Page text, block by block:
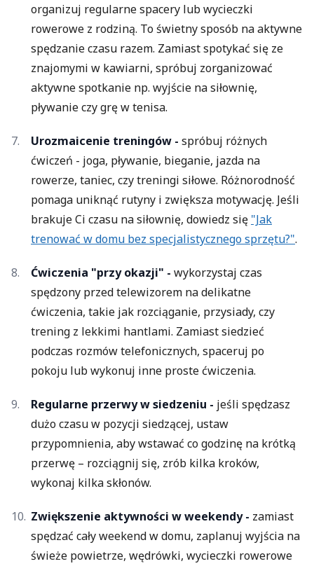
organizuj regularne spacery lub wycieczki
rowerowe z rodziną. To świetny sposób na aktywne
spędzanie czasu razem. Zamiast spotykać się ze
znajomymi w kawiarni, spróbuj zorganizować
aktywne spotkanie np. wyjście na siłownię,
pływanie czy grę w tenisa.
Urozmaicenie treningów - spróbuj różnych
ćwiczeń - joga, pływanie, bieganie, jazda na
rowerze, taniec, czy treningi siłowe. Różnorodność
pomaga uniknąć rutyny i zwiększa motywację. Jeśli
brakuje Ci czasu na siłownię, dowiedz się "Jak
trenować w domu bez specjalistycznego sprzętu?".
Ćwiczenia "przy okazji" - wykorzystaj czas
spędzony przed telewizorem na delikatne
ćwiczenia, takie jak rozciąganie, przysiady, czy
trening z lekkimi hantlami. Zamiast siedzieć
podczas rozmów telefonicznych, spaceruj po
pokoju lub wykonuj inne proste ćwiczenia.
Regularne przerwy w siedzeniu - jeśli spędzasz
dużo czasu w pozycji siedzącej, ustaw
przypomnienia, aby wstawać co godzinę na krótką
przerwę – rozciągnij się, zrób kilka kroków,
wykonaj kilka skłonów.
Zwiększenie aktywności w weekendy - zamiast
spędzać cały weekend w domu, zaplanuj wyjścia na
świeże powietrze, wędrówki, wycieczki rowerowe